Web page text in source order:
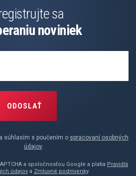
sa
noviniek
ODOSLAŤ
súhlasím s poučením o spracovaní osobných
údajov.
a spoločnosťou Google a platia Pravidlá
údajova Zmluvné podmienky.